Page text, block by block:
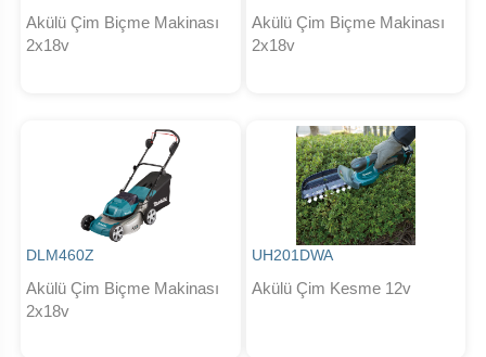
Akülü Çim Biçme Makinası
2x18v
Akülü Çim Biçme Makinası
2x18v
DLM460Z
Akülü Çim Biçme Makinası
2x18v
UH201DWA
Akülü Çim Kesme 12v